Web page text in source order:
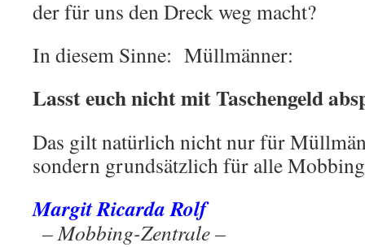
der für uns den Dreck weg macht?
In diesem Sinne: Müllmänner:
Lasst euch nicht mit Taschengeld
Das gilt natürlich nicht nur für
sondern grundsätzlich für alle
Margit Ricarda Rolf
– Mobbing-Zentrale –